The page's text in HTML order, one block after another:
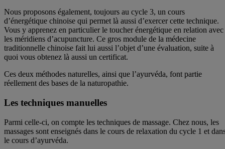
Nous proposons également, toujours au cycle 3, un cours
d’énergétique chinoise qui permet là aussi d’exercer cette technique.
Vous y apprenez en particulier le toucher énergétique en relation avec
les méridiens d’acupuncture. Ce gros module de la médecine
traditionnelle chinoise fait lui aussi l’objet d’une évaluation, suite à
quoi vous obtenez là aussi un certificat.
Ces deux méthodes naturelles, ainsi que l’ayurvéda, font partie
réellement des bases de la naturopathie.
Les techniques manuelles
Parmi celle-ci, on compte les techniques de massage. Chez nous, les
massages sont enseignés dans le cours de relaxation du cycle 1 et
le cours d’ayurvéda.